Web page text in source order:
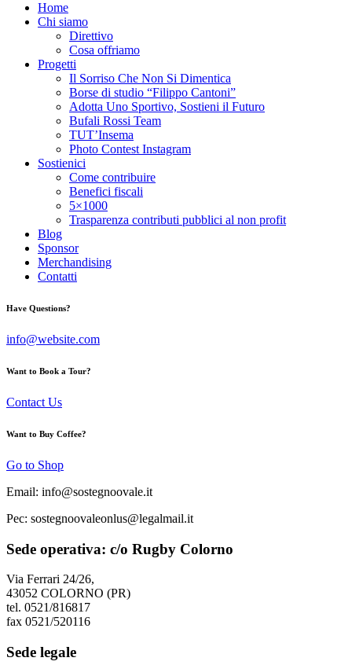
Home
Chi siamo
Direttivo
Cosa offriamo
Progetti
Il Sorriso Che Non Si Dimentica
Borse di studio “Filippo Cantoni”
Adotta Uno Sportivo, Sostieni il Futuro
Bufali Rossi Team
TUT’Insema
Photo Contest Instagram
Sostienici
Come contribuire
Benefici fiscali
5×1000
Trasparenza contributi pubblici al non profit
Blog
Sponsor
Merchandising
Contatti
Have Questions?
info@website.com
Want to Book a Tour?
Contact Us
Want to Buy Coffee?
Go to Shop
Email: info@sostegnoovale.it
Pec: sostegnoovaleonlus@legalmail.it
Sede operativa: c/o Rugby Colorno
Via Ferrari 24/26,
43052 COLORNO (PR)
tel. 0521/816817
fax 0521/520116
Sede legale